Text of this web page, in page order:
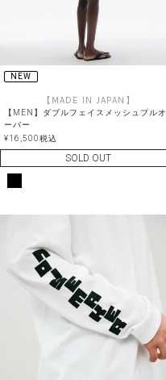
NEW
【MADE IN JAPAN】
【MEN】ダブルフェイスメッシュプルオ
ーバー
¥16,500税込
SOLD OUT